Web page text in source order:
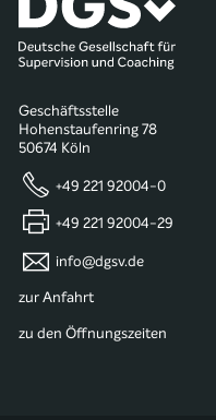
Geschäftsstelle
Hohenstaufenring 78
50674 Köln
+49 221 92004-0
+49 221 92004-29
info@dgsv.de
zur Anfahrt
zu den Öffnungszeiten